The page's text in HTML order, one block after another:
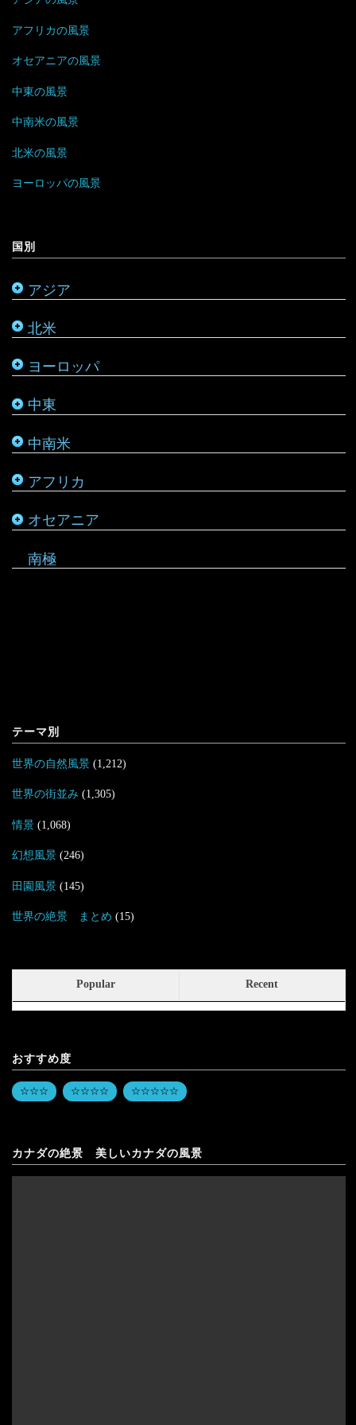
アフリカの風景
オセアニアの風景
中東の風景
中南米の風景
北米の風景
ヨーロッパの風景
国別
アジア
ブータン
ベトナム
ボルネオ
マレーシア
モルディブ
北米
カナダ
メキシコ
ヨーロッパ
マルタ
モナコ
モンテネグロ
リトアニア
ルクセンブルク
ロシア
タタールスタン共和国
中東
イエメン
イスラエル
イラン
クウェート
バーレーン
パレスチナ
ヨルダン
レバノン
中南米
トリニダード・トバゴ
ニカラグア
ハイチ
パラグアイ
ブラジル
ベネズエラ
ベリーズ
ペルー
ボリビア
ホンジュラス
アフリカ
ジンバブエ
スーダン
セーシェル
チュニジア
マダガスカル
マラウイ
南アフリカ
モザンビーク
モロッコ
モーリシャス
ルワンダ
オセアニア
オーストラリア
サモア
ソロモン諸島
トンガ
ニュージーランド
バヌアツ
パラオ
仏領ポリネシア
タヒチ
マーシャル諸島
南極
テーマ別
世界の自然風景(1,212)
世界の街並み (1,305)
情景(1,068)
幻想風景(246)
田園風景(145)
世界の絶景 まとめ (15)
Popular Recent
おすすめ度
☆☆☆ ☆☆☆☆ ☆☆☆☆☆
カナダの絶景 美しいカナダの風景